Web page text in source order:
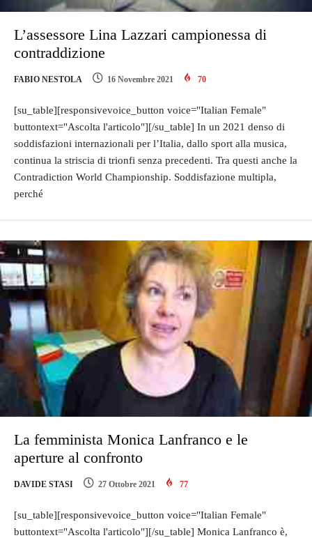
L’assessore Lina Lazzari campionessa di
contraddizione
FABIO NESTOLA 16 Novembre 2021 70
[su_table][responsivevoice_button voice="Italian Female"
buttontext="Ascolta l'articolo"][/su_table] In un 2021 denso di
soddisfazioni internazionali per l’Italia, dallo sport alla musica,
continua la striscia di trionfi senza precedenti. Tra questi anche la
Contradiction World Championship. Soddisfazione multipla,
perché
La femminista Monica Lanfranco e le
aperture al confronto
DAVIDE STASI 27 Ottobre 2021 77
[su_table][responsivevoice_button voice="Italian Female"
buttontext="Ascolta l'articolo"][/su_table] Monica Lanfranco è,